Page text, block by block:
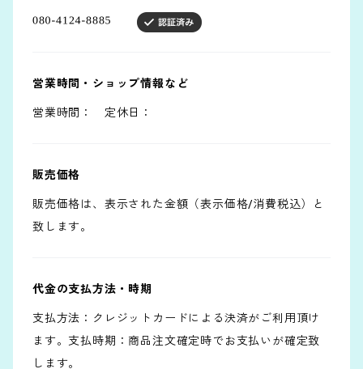
営業時間・ショップ情報など
営業時間： 定休日：
販売価格
販売価格は、表示された金額（表示価格/消費税込）と
致します。
代金の支払方法・時期
支払方法：クレジットカードによる決済がご利用頂け
ます。支払時期：商品注文確定時でお支払いが確定致
します。